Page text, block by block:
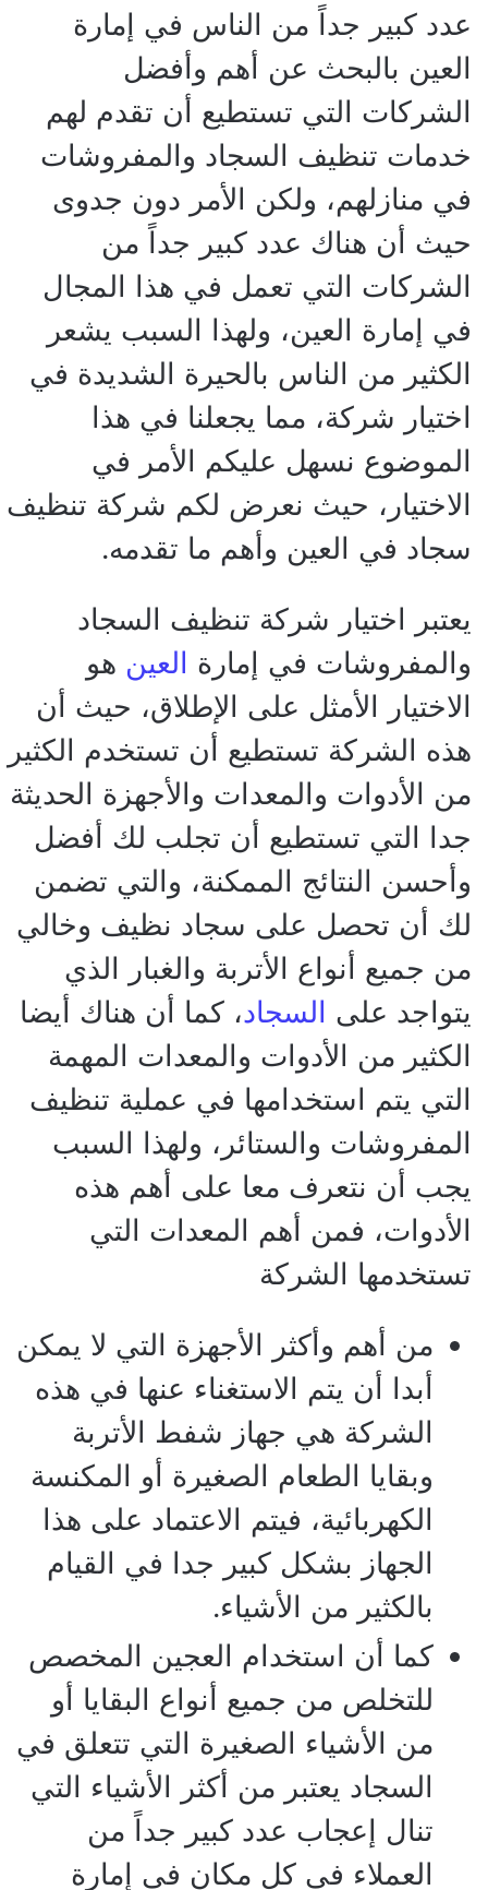
عدد كبير جداً من الناس في إمارة
العين بالبحث عن أهم وأفضل
الشركات التي تستطيع أن تقدم لهم
خدمات تنظيف السجاد والمفروشات
في منازلهم، ولكن الأمر دون جدوى
حيث أن هناك عدد كبير جداً من
الشركات التي تعمل في هذا المجال
في إمارة العين، ولهذا السبب يشعر
الكثير من الناس بالحيرة الشديدة في
اختيار شركة، مما يجعلنا في هذا
الموضوع نسهل عليكم الأمر في
الاختيار، حيث نعرض لكم شركة تنظيف
سجاد في العين وأهم ما تقدمه.
يعتبر اختيار شركة تنظيف السجاد
والمفروشات في إمارة العين هو
الاختيار الأمثل على الإطلاق، حيث أن
هذه الشركة تستطيع أن تستخدم الكثير
من الأدوات والمعدات والأجهزة الحديثة
جدا التي تستطيع أن تجلب لك أفضل
وأحسن النتائج الممكنة، والتي تضمن
لك أن تحصل على سجاد نظيف وخالي
من جميع أنواع الأتربة والغبار الذي
يتواجد على السجاد، كما أن هناك أيضا
الكثير من الأدوات والمعدات المهمة
التي يتم استخدامها في عملية تنظيف
المفروشات والستائر، ولهذا السبب
يجب أن نتعرف معا على أهم هذه
الأدوات، فمن أهم المعدات التي
تستخدمها الشركة
من أهم وأكثر الأجهزة التي لا يمكن
أبدا أن يتم الاستغناء عنها في هذه
الشركة هي جهاز شفط الأتربة
وبقايا الطعام الصغيرة أو المكنسة
الكهربائية، فيتم الاعتماد على هذا
الجهاز بشكل كبير جدا في القيام
بالكثير من الأشياء.
كما أن استخدام العجين المخصص
للتخلص من جميع أنواع البقايا أو
من الأشياء الصغيرة التي تتعلق في
السجاد يعتبر من أكثر الأشياء التي
تنال إعجاب عدد كبير جداً من
العملاء في كل مكان في إمارة